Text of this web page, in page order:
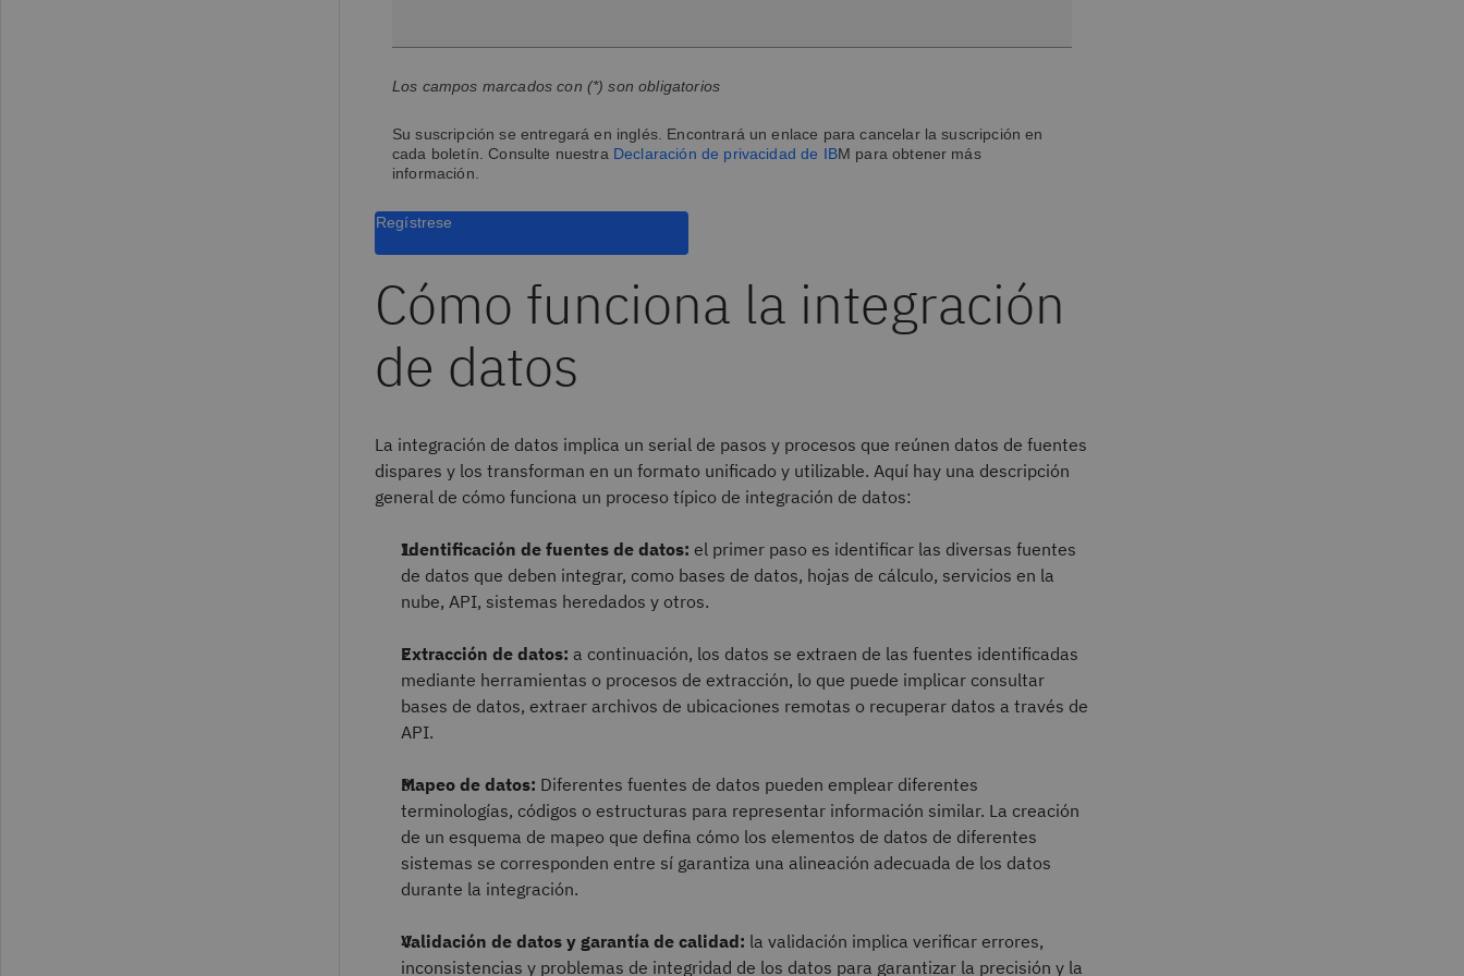
Los campos marcados con (*) son obligatorios
Su suscripción se entregará en inglés. Encontrará un enlace para cancelar la suscripción en
cada boletín. Consulte nuestra Declaración de privacidad de IBM para obtener más
información.
Regístrese
Cómo funciona la integración
de datos
La integración de datos implica un serial de pasos y procesos que reúnen datos de fuentes
dispares y los transforman en un formato unificado y utilizable. Aquí hay una descripción
general de cómo funciona un proceso típico de integración de datos:
Identificación de fuentes de datos: el primer paso es identificar las diversas fuentes
de datos que deben integrar, como bases de datos, hojas de cálculo, servicios en la
nube, API, sistemas heredados y otros.
Extracción de datos: a continuación, los datos se extraen de las fuentes identificadas
mediante herramientas o procesos de extracción, lo que puede implicar consultar
bases de datos, extraer archivos de ubicaciones remotas o recuperar datos a través de
API.
Mapeo de datos: Diferentes fuentes de datos pueden emplear diferentes
terminologías, códigos o estructuras para representar información similar. La creación
de un esquema de mapeo que defina cómo los elementos de datos de diferentes
sistemas se corresponden entre sí garantiza una alineación adecuada de los datos
durante la integración.
Validación de datos y garantía de calidad: la validación implica verificar errores,
inconsistencias y problemas de integridad de los datos para garantizar la precisión y la